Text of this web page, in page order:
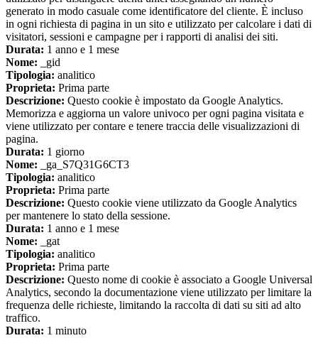
generato in modo casuale come identificatore del cliente. È incluso
in ogni richiesta di pagina in un sito e utilizzato per calcolare i dati di
visitatori, sessioni e campagne per i rapporti di analisi dei siti.
Durata: 1 anno e 1 mese
Nome: _gid
Tipologia: analitico
Proprieta: Prima parte
Descrizione: Questo cookie è impostato da Google Analytics.
Memorizza e aggiorna un valore univoco per ogni pagina visitata e
viene utilizzato per contare e tenere traccia delle visualizzazioni di
pagina.
Durata: 1 giorno
Nome: _ga_S7Q31G6CT3
Tipologia: analitico
Proprieta: Prima parte
Descrizione: Questo cookie viene utilizzato da Google Analytics
per mantenere lo stato della sessione.
Durata: 1 anno e 1 mese
Nome: _gat
Tipologia: analitico
Proprieta: Prima parte
Descrizione: Questo nome di cookie è associato a Google Universal
Analytics, secondo la documentazione viene utilizzato per limitare la
frequenza delle richieste, limitando la raccolta di dati su siti ad alto
traffico.
Durata: 1 minuto